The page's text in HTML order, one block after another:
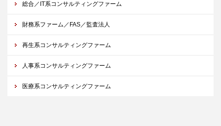
総合／IT系コンサルティングファーム
財務系ファーム／FAS／監査法人
再生系コンサルティングファーム
人事系コンサルティングファーム
医療系コンサルティングファーム